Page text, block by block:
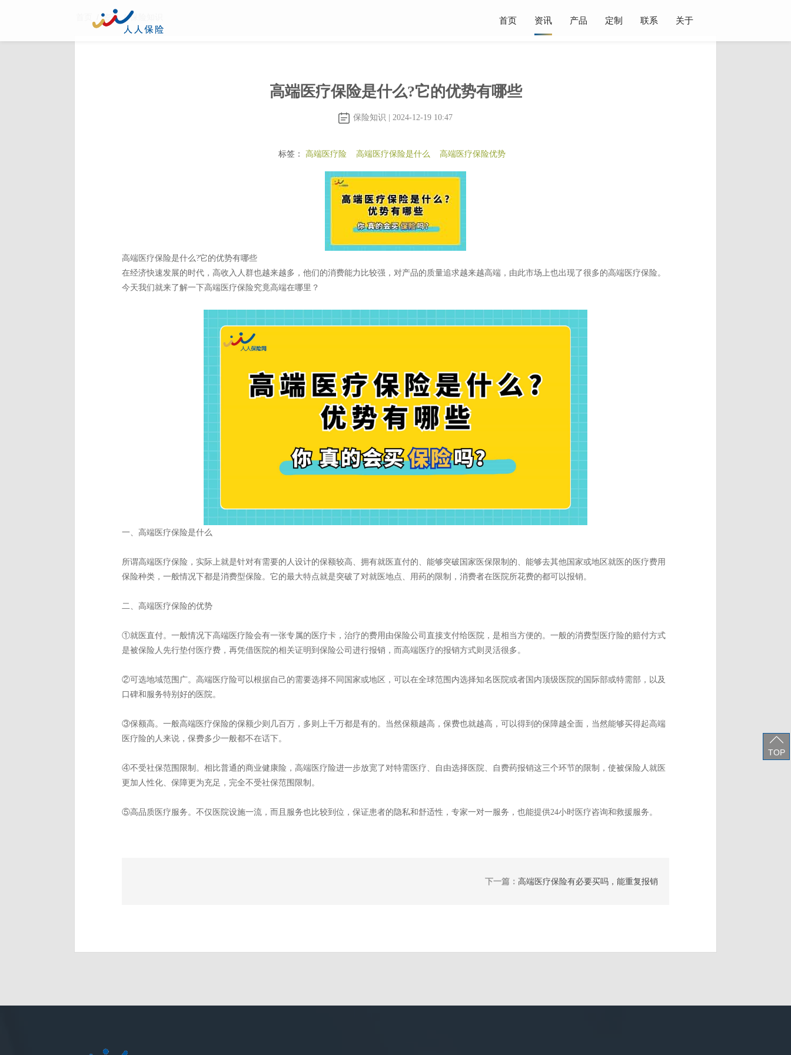
首页 资讯 产品 定制 联系 关于
资讯 / 保险知识
高端医疗保险是什么?它的优势有哪些
保险知识 | 2024-12-19 10:47
标签： 高端医疗险 高端医疗保险是什么 高端医疗保险优势
高端医疗保险是什么?它的优势有哪些
在经济快速发展的时代，高收入人群也越来越多，他们的消费能力比较强，对产品的质量追求越来越高端，由此市场上也出现了很多的高端医疗保险。
今天我们就来了解一下高端医疗保险究竟高端在哪里？
一、高端医疗保险是什么
所谓高端医疗保险，实际上就是针对有需要的人设计的保额较高、拥有就医直付的、能够突破国家医保限制的、能够去其他国家或地区就医的医疗费用
保险种类，一般情况下都是消费型保险。它的最大特点就是突破了对就医地点、用药的限制，消费者在医院所花费的都可以报销。
二、高端医疗保险的优势
①就医直付。一般情况下高端医疗险会有一张专属的医疗卡，治疗的费用由保险公司直接支付给医院，是相当方便的。一般的消费型医疗险的赔付方式
是被保险人先行垫付医疗费，再凭借医院的相关证明到保险公司进行报销，而高端医疗的报销方式则灵活很多。
②可选地域范围广。高端医疗险可以根据自己的需要选择不同国家或地区，可以在全球范围内选择知名医院或者国内顶级医院的国际部或特需部，以及
口碑和服务特别好的医院。
③保额高。一般高端医疗保险的保额少则几百万，多则上千万都是有的。当然保额越高，保费也就越高，可以得到的保障越全面，当然能够买得起高端
医疗险的人来说，保费多少一般都不在话下。
④不受社保范围限制。相比普通的商业健康险，高端医疗险进一步放宽了对特需医疗、自由选择医院、自费药报销这三个环节的限制，使被保险人就医
更加人性化、保障更为充足，完全不受社保范围限制。
⑤高品质医疗服务。不仅医院设施一流，而且服务也比较到位，保证患者的隐私和舒适性，专家一对一服务，也能提供24小时医疗咨询和救援服务。
下一篇： 高端医疗保险有必要买吗，能重复报销
TOP